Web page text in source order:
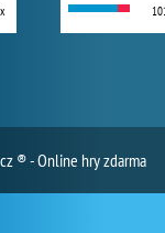
® - Online hry zdarma